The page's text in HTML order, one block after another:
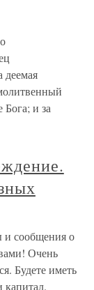
деемая
Бога; и за
и сообщения о
Очень
Будете иметь
капитал.